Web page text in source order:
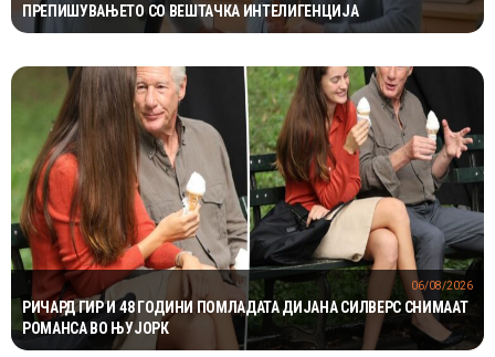
ПРЕПИШУВАЊЕТО СО ВЕШТАЧКА ИНТЕЛИГЕНЦИЈА
РИЧАРД ГИР И 48 ГОДИНИ ПОМЛАДАТА ДИЈАНА СИЛВЕРС СНИМААТ
РОМАНСА ВО ЊУЈОРК
06/08/2026